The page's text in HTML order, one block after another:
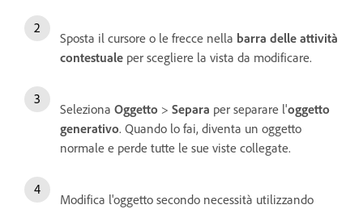
Sposta il cursore o le frecce nella barra delle attività
contestuale per scegliere la vista da modificare.
Seleziona Oggetto > Separa per separare l'oggetto
generativo. Quando lo fai, diventa un oggetto
normale e perde tutte le sue viste collegate.
Modifica l'oggetto secondo necessità utilizzando